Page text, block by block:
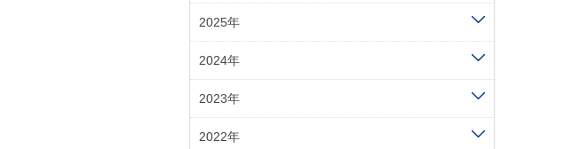
2025年
2024年
2023年
2022年